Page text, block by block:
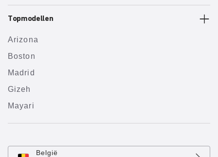
Topmodellen
Arizona
Boston
Madrid
Gizeh
Mayari
België